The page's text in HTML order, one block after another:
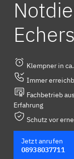
Klempner in
Immer
Fachbetrieb
Erfahrung
Schutz vor
Jetzt anrufen
08938037711